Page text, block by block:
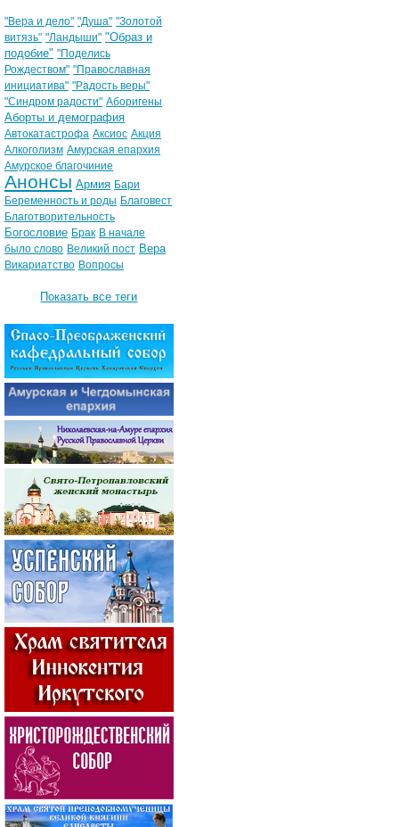
"Вера и дело" "Душа" "Золотой
витязь" "Ландыши" "Образ и
подобие" "Поделись
Рождеством" "Православная
инициатива" "Радость веры"
"Синдром радости" Аборигены
Аборты и демография
Автокатастрофа Аксиос Акция
Алкоголизм Амурская епархия
Амурское благочиние
Анонсы Армия Бари
Беременность и роды Благовест
Благотворительность
Богословие Брак В начале
было слово Великий пост Вера
Викариатство Вопросы
Показать все теги